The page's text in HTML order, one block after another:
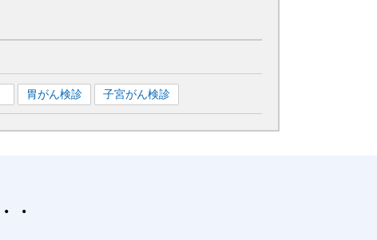
胃がん検診 子宮がん検診